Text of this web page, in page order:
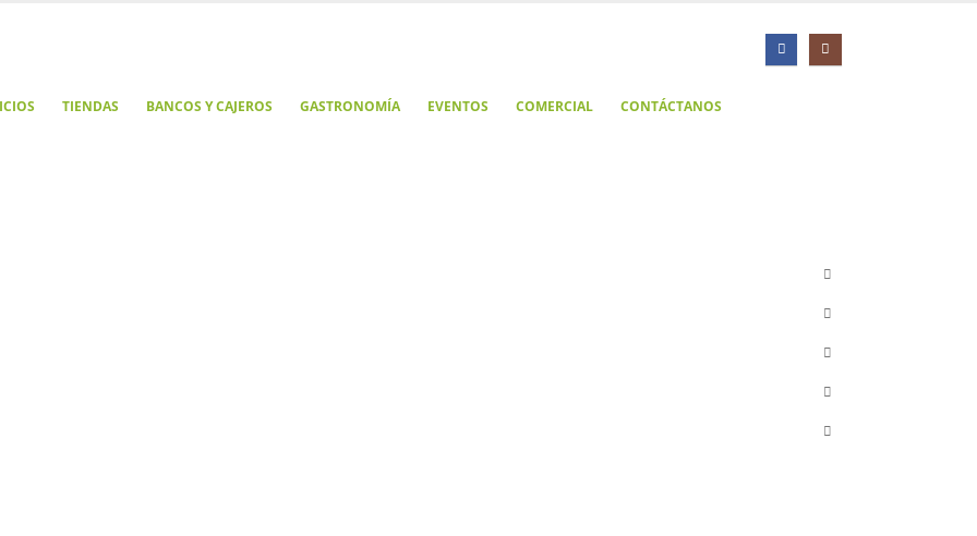
TIENDAS BANCOS Y CAJEROS GASTRONOMÍA EVENTOS COMERCIAL CONTÁCTANOS